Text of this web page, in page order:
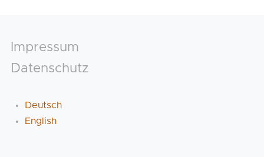
Footer
Impressum
Datenschutz
Deutsch
English